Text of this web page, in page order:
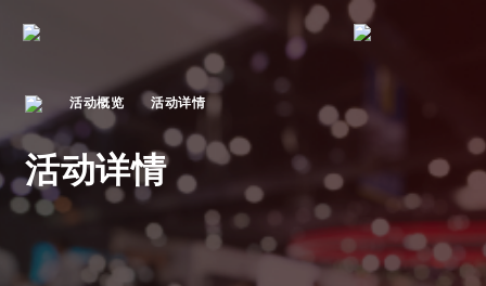
活动概览 活动详情
活动详情